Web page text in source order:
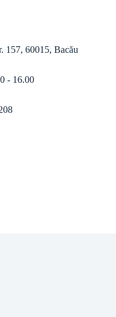
157, 60015, Bacău
- 16.00